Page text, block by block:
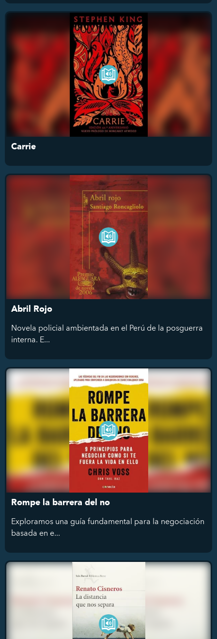
Carrie
Abril Rojo
Novela policial ambientada en el Perú de la posguerra
interna. E...
Rompe la barrera del no
Exploramos una guía fundamental para la negociación
basada en e...